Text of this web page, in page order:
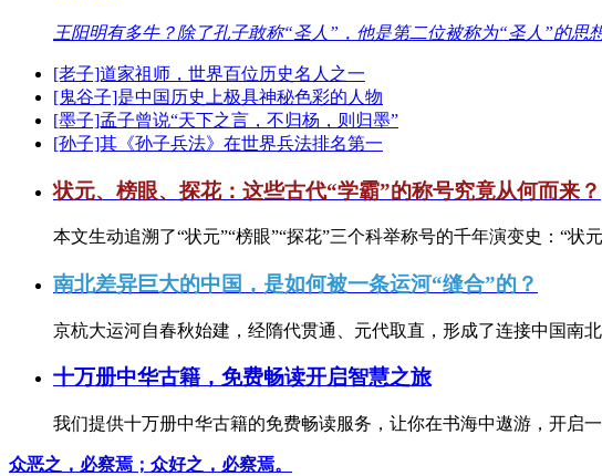
王阳明有多牛？除了孔子敢称“圣人”，他是第二位被称为“圣人”的思想
[老子]道家祖师，世界百位历史名人之一
[鬼谷子]是中国历史上极具神秘色彩的人物
[墨子]孟子曾说“天下之言，不归杨，则归墨”
[孙子]其《孙子兵法》在世界兵法排名第一
状元、榜眼、探花：这些古代“学霸”的称号究竟从何而来？
本文生动追溯了“状元”“榜眼”“探花”三个科举称号的千年演变史：“状
南北差异巨大的中国，是如何被一条运河“缝合”的？
京杭大运河自春秋始建，经隋代贯通、元代取直，形成了连接中国南
十万册中华古籍，免费畅读开启智慧之旅
我们提供十万册中华古籍的免费畅读服务，让你在书海中遨游，开启
众恶之，必察焉；众好之，必察焉。